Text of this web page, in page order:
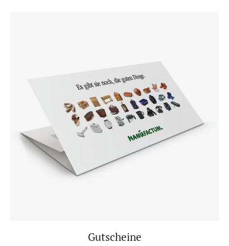
Gutscheine